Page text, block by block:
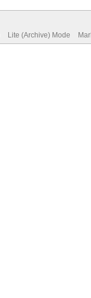
Lite (Archive) Mode